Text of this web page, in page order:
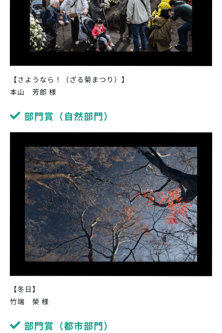
【さようなら！（ざる菊まつり）】
本山 芳郎 様
部門賞（自然部門）
【冬日】
竹端 榮 様
部門賞（都市部門）